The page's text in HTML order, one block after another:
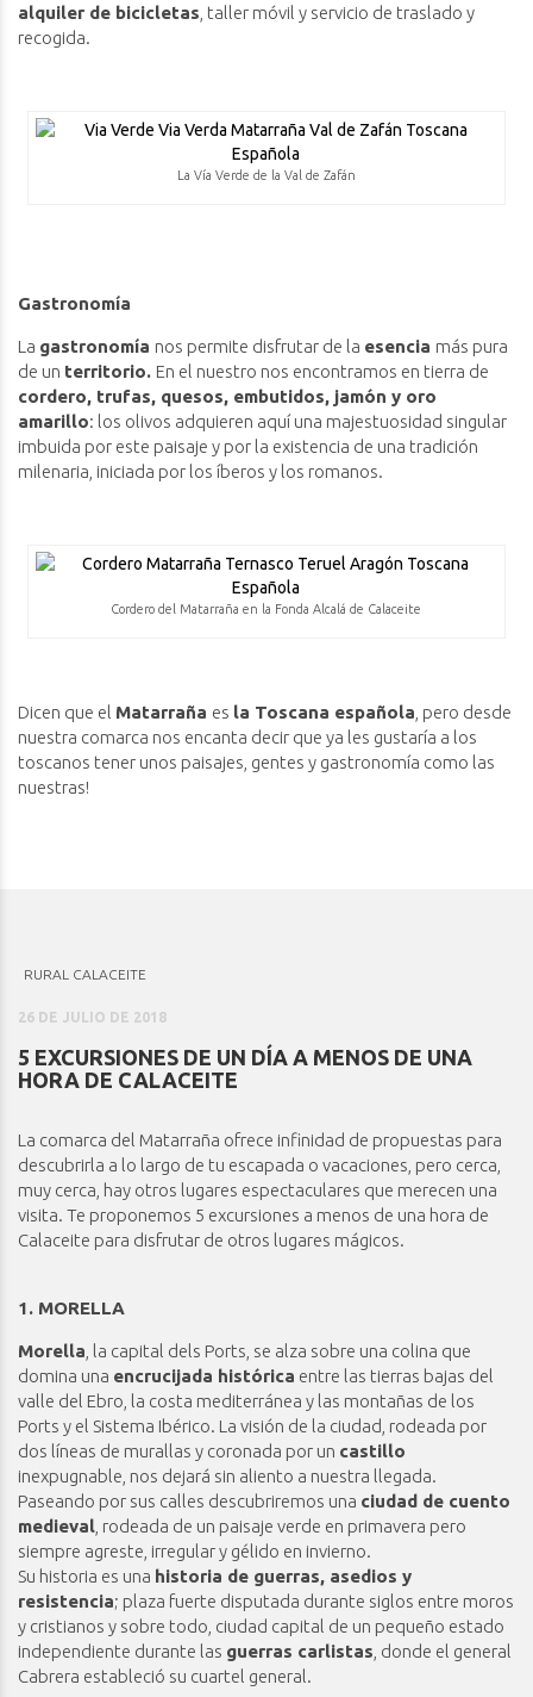
alquiler de bicicletas , taller móvil y servicio de traslado y
recogida.
La Vía Verde de la Val de Zafán
Gastronomía
La gastronomía nos permite disfrutar de la esencia más pura
de un territorio. En el nuestro nos encontramos en tierra de
cordero, trufas, quesos, embutidos, jamón y oro
amarillo: los olivos adquieren aquí una majestuosidad singular
imbuida por este paisaje y por la existencia de una tradición
milenaria, iniciada por los íberos y los romanos.
Cordero del Matarraña en la Fonda Alcalá de Calaceite
Dicen que el Matarraña es la Toscana española , pero desde
nuestra comarca nos encanta decir que ya les gustaría a los
toscanos tener unos paisajes, gentes y gastronomía como las
nuestras!
RURAL CALACEITE
26 DE JULIO DE 2018
5 EXCURSIONES DE UN DÍA A MENOS DE UNA
HORA DE CALACEITE
La comarca del Matarraña ofrece infinidad de propuestas para
descubrirla a lo largo de tu escapada o vacaciones, pero cerca,
muy cerca, hay otros lugares espectaculares que merecen una
visita. Te proponemos 5 excursiones a menos de una hora de
Calaceite para disfrutar de otros lugares mágicos.
1. MORELLA
Morella , la capital dels Ports, se alza sobre una colina que
domina una encrucijada histórica entre las tierras bajas del
valle del Ebro, la costa mediterránea y las montañas de los
Ports y el Sistema Ibérico. La visión de la ciudad, rodeada por
dos líneas de murallas y coronada por un castillo
inexpugnable, nos dejará sin aliento a nuestra llegada.
Paseando por sus calles descubriremos una ciudad de cuento
medieval , rodeada de un paisaje verde en primavera pero
siempre agreste, irregular y gélido en invierno.
Su historia es una historia de guerras, asedios y
resistencia; plaza fuerte disputada durante siglos entre moros
y cristianos y sobre todo, ciudad capital de un pequeño estado
independiente durante las guerras carlistas , donde el general
Cabrera estableció su cuartel general.